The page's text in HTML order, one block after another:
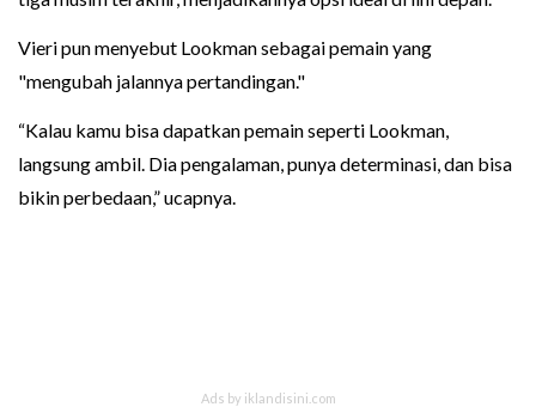
Vieri pun menyebut Lookman sebagai pemain yang
"mengubah jalannya pertandingan."
“Kalau kamu bisa dapatkan pemain seperti Lookman,
langsung ambil. Dia pengalaman, punya determinasi, dan bisa
bikin perbedaan,” ucapnya.